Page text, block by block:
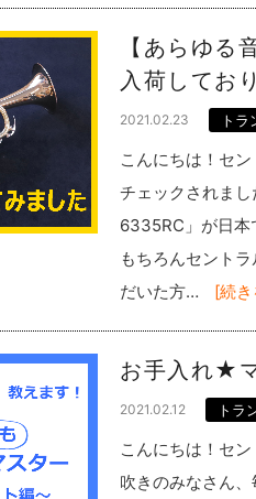
【あらゆ
入荷してお
2021.02.23 トラ
こんにちは！セ
チェックされま
6335RC」が日本
もちろんセント
だいた方…
[続
お手入れ★
2021.02.12 トラ
こんにちは！セ
吹きのみなさん